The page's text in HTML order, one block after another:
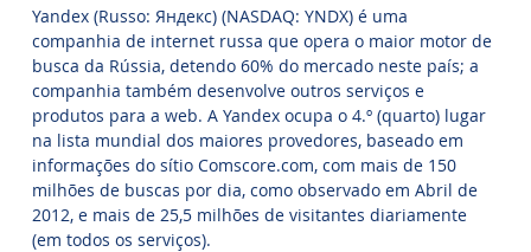
Yandex (Russo: Яндекс) (NASDAQ: YNDX) é uma
companhia de internet russa que opera o maior motor de
busca da Rússia, detendo 60% do mercado neste país; a
companhia também desenvolve outros serviços e
produtos para a web. A Yandex ocupa o 4.º (quarto) lugar
na lista mundial dos maiores provedores, baseado em
informações do sítio Comscore.com, com mais de 150
milhões de buscas por dia, como observado em Abril de
2012, e mais de 25,5 milhões de visitantes diariamente
(em todos os serviços).